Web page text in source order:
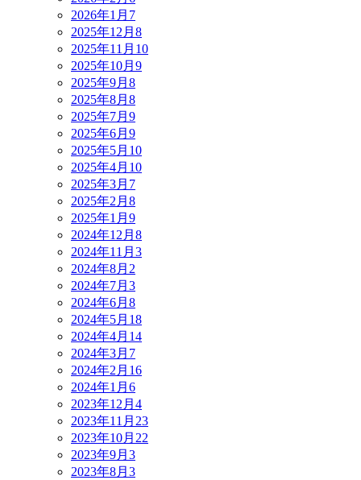
2026年1月 7
2025年12月 8
2025年11月 10
2025年10月 9
2025年9月 8
2025年8月 8
2025年7月 9
2025年6月 9
2025年5月 10
2025年4月 10
2025年3月 7
2025年2月 8
2025年1月 9
2024年12月 8
2024年11月 3
2024年8月 2
2024年7月 3
2024年6月 8
2024年5月 18
2024年4月 14
2024年3月 7
2024年2月 16
2024年1月 6
2023年12月 4
2023年11月 23
2023年10月 22
2023年9月 3
2023年8月 3